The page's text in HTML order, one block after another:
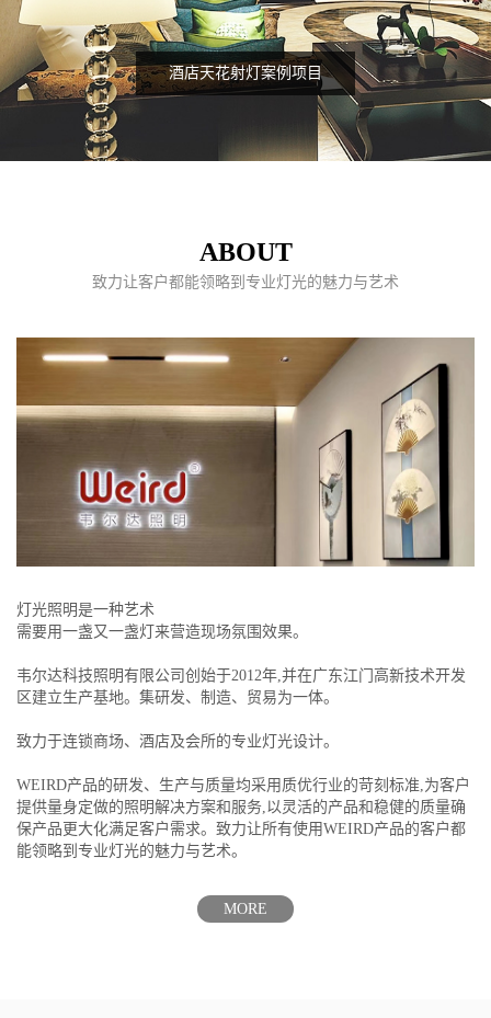
酒店天花射灯案例项目
ABOUT
致力让客户都能领略到专业灯光的魅力与艺术
灯光照明是一种艺术
需要用一盏又一盏灯来营造现场氛围效果。
韦尔达科技照明有限公司创始于2012年,并在广东江门高新技术开发
区建立生产基地。集研发、制造、贸易为一体。
致力于连锁商场、酒店及会所的专业灯光设计。
WEIRD产品的研发、生产与质量均采用质优行业的苛刻标准,为客户
提供量身定做的照明解决方案和服务,以灵活的产品和稳健的质量确
保产品更大化满足客户需求。致力让所有使用WEIRD产品的客户都
能领略到专业灯光的魅力与艺术。
MORE